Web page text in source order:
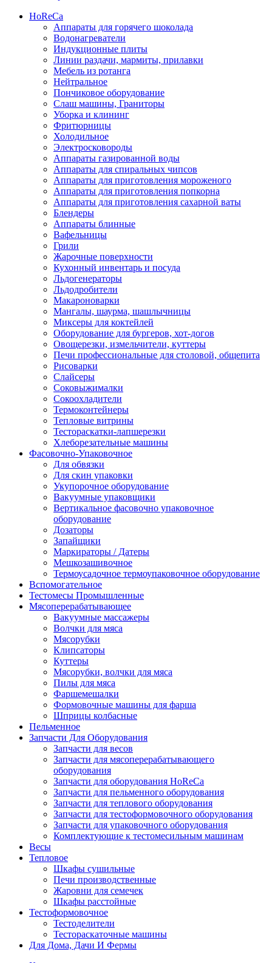
HoReCa
Аппараты для горячего шоколада
Водонагреватели
Индукционные плиты
Линии раздачи, мармиты, прилавки
Мебель из ротанга
Нейтральное
Пончиковое оборудование
Слаш машины, Граниторы
Уборка и клининг
Фритюрницы
Холодильное
Электросковороды
Аппараты газированной воды
Аппараты для спиральных чипсов
Аппараты для приготовления мороженого
Аппараты для приготовления попкорна
Аппараты для приготовления сахарной ваты
Блендеры
Аппараты блинные
Вафельницы
Грили
Жарочные поверхности
Кухонный инвентарь и посуда
Льдогенераторы
Льдодробители
Макароноварки
Мангалы, шаурма, шашлычницы
Миксеры для коктейлей
Оборудование для бургеров, хот-догов
Овощерезки, измельчители, куттеры
Печи профессиональные для столовой, общепита
Рисоварки
Слайсеры
Соковыжималки
Сокоохладители
Термоконтейнеры
Тепловые витрины
Тестораскатки-лапшерезки
Хлеборезательные машины
Фасовочно-Упаковочное
Для обвязки
Для скин упаковки
Укупорочное оборудование
Вакуумные упаковщики
Вертикальное фасовочно упаковочное
оборудование
Дозаторы
Запайщики
Маркираторы / Датеры
Мешкозашивочное
Термоусадочное термоупаковочное оборудование
Вспомогательное
Тестомесы Промышленные
Мясоперерабатывающее
Вакуумные массажеры
Волчки для мяса
Мясорубки
Клипсаторы
Куттеры
Мясорубки, волчки для мяса
Пилы для мяса
Фаршемешалки
Формовочные машины для фарша
Шприцы колбасные
Пельменное
Запчасти Для Оборудования
Запчасти для весов
Запчасти для мясоперерабатывающего
оборудования
Запчасти для оборудования HoReCa
Запчасти для пельменного оборудования
Запчасти для теплового оборудования
Запчасти для тестоформовочного оборудования
Запчасти для упаковочного оборудования
Комплектующие к тестомесильным машинам
Весы
Тепловое
Шкафы сушильные
Печи производственные
Жаровни для семечек
Шкафы расстойные
Тестоформовочное
Тестоделители
Тестораскаточные машины
Для Дома, Дачи И Фермы